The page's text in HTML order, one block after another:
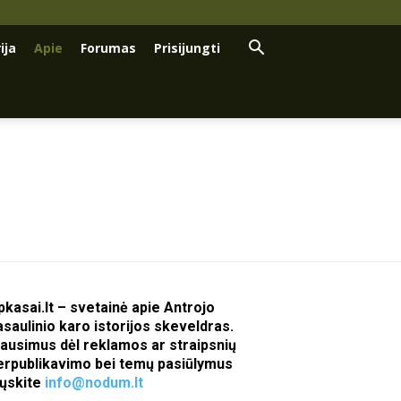
Apie Forumas Prisijungti
– svetainė apie Antrojo
karo istorijos skeveldras.
dėl reklamos ar straipsnių
bei temų pasiūlymus
info@nodum.lt